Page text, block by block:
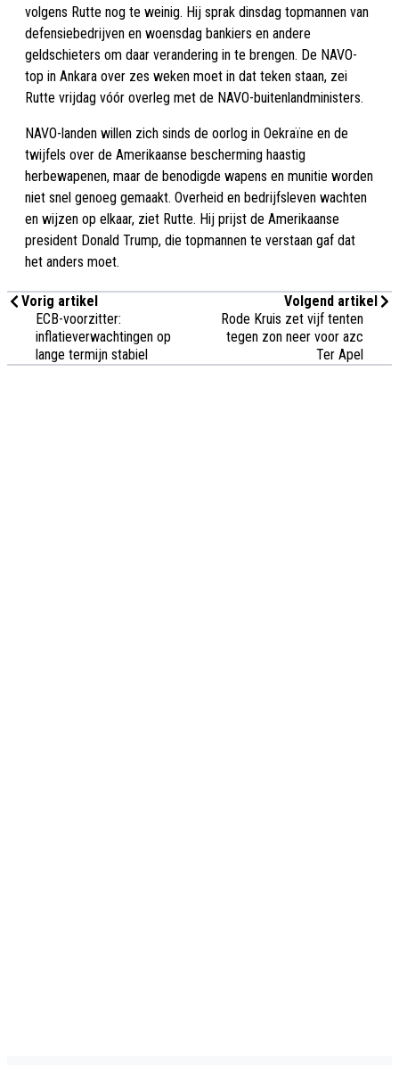
volgens Rutte nog te weinig. Hij sprak dinsdag topmannen van
defensiebedrijven en woensdag bankiers en andere
geldschieters om daar verandering in te brengen. De NAVO-
top in Ankara over zes weken moet in dat teken staan, zei
Rutte vrijdag vóór overleg met de NAVO-buitenlandministers.
NAVO-landen willen zich sinds de oorlog in Oekraïne en de
twijfels over de Amerikaanse bescherming haastig
herbewapenen, maar de benodigde wapens en munitie worden
niet snel genoeg gemaakt. Overheid en bedrijfsleven wachten
en wijzen op elkaar, ziet Rutte. Hij prijst de Amerikaanse
president Donald Trump, die topmannen te verstaan gaf dat
het anders moet.
Vorig artikel
ECB-voorzitter:
inflatieverwachtingen op
lange termijn stabiel
Volgend artikel
Rode Kruis zet vijf tenten
tegen zon neer voor azc
Ter Apel